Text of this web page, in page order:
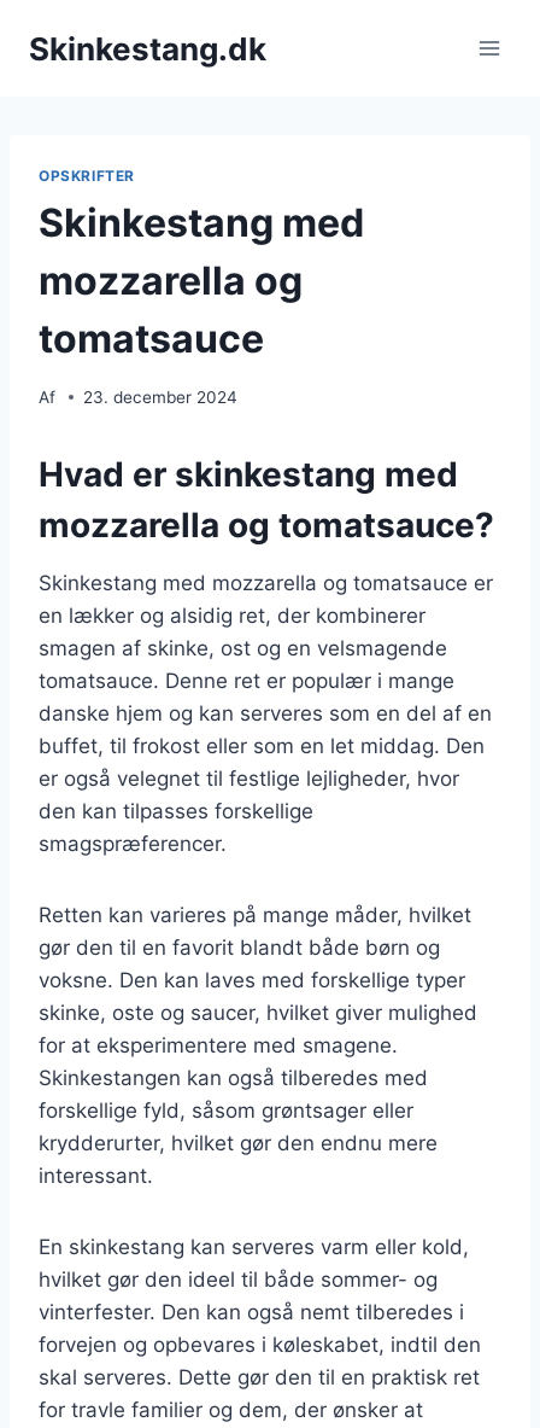
Skinkestang.dk
OPSKRIFTER
Skinkestang med
mozzarella og
tomatsauce
Af 23. december 2024
Hvad er skinkestang med
mozzarella og tomatsauce?
Skinkestang med mozzarella og tomatsauce er
en lækker og alsidig ret, der kombinerer
smagen af skinke, ost og en velsmagende
tomatsauce. Denne ret er populær i mange
danske hjem og kan serveres som en del af en
buffet, til frokost eller som en let middag. Den
er også velegnet til festlige lejligheder, hvor
den kan tilpasses forskellige
smagspræferencer.
Retten kan varieres på mange måder, hvilket
gør den til en favorit blandt både børn og
voksne. Den kan laves med forskellige typer
skinke, oste og saucer, hvilket giver mulighed
for at eksperimentere med smagene.
Skinkestangen kan også tilberedes med
forskellige fyld, såsom grøntsager eller
krydderurter, hvilket gør den endnu mere
interessant.
En skinkestang kan serveres varm eller kold,
hvilket gør den ideel til både sommer- og
vinterfester. Den kan også nemt tilberedes i
forvejen og opbevares i køleskabet, indtil den
skal serveres. Dette gør den til en praktisk ret
for travle familier og dem, der ønsker at